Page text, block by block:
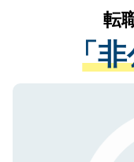
は、個人
管理基準
る、プラ
で、機密
かがいし
経験をま
させてい
ない方に
ので、まず
転
「